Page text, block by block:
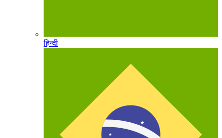
हिन्दी